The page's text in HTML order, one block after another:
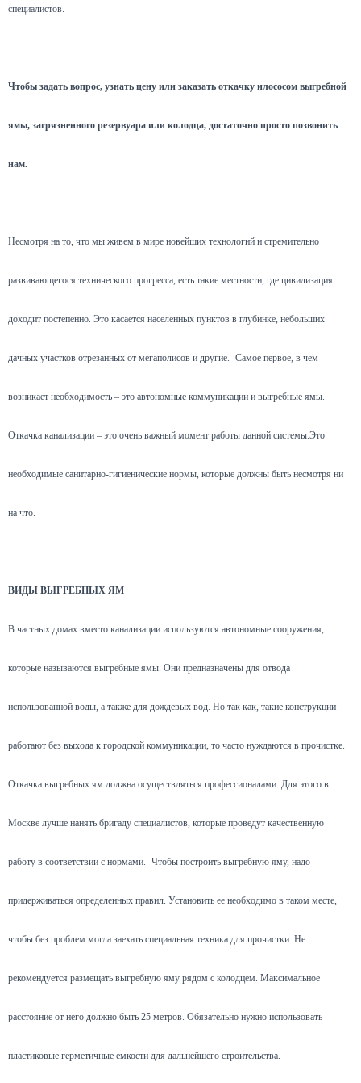
специалистов.
Чтобы задать вопрос, узнать цену или заказать откачку илососом выгребной
ямы, загрязненного резервуара или колодца, достаточно просто позвонить
нам.
Несмотря на то, что мы живем в мире новейших технологий и стремительно
развивающегося технического прогресса, есть такие местности, где цивилизация
доходит постепенно. Это касается населенных пунктов в глубинке, небольших
дачных участков отрезанных от мегаполисов и другие. Самое первое, в чем
возникает необходимость – это автономные коммуникации и выгребные ямы.
Откачка канализации – это очень важный момент работы данной системы.Это
необходимые санитарно-гигиенические нормы, которые должны быть несмотря ни
на что.
ВИДЫ ВЫГРЕБНЫХ ЯМ
В частных домах вместо канализации используются автономные сооружения,
которые называются выгребные ямы. Они предназначены для отвода
использованной воды, а также для дождевых вод. Но так как, такие конструкции
работают без выхода к городской коммуникации, то часто нуждаются в прочистке.
Откачка выгребных ям должна осуществляться профессионалами. Для этого в
Москве лучше нанять бригаду специалистов, которые проведут качественную
работу в соответствии с нормами. Чтобы построить выгребную яму, надо
придерживаться определенных правил. Установить ее необходимо в таком месте,
чтобы без проблем могла заехать специальная техника для прочистки. Не
рекомендуется размещать выгребную яму рядом с колодцем. Максимальное
расстояние от него должно быть 25 метров. Обязательно нужно использовать
пластиковые герметичные емкости для дальнейшего строительства.